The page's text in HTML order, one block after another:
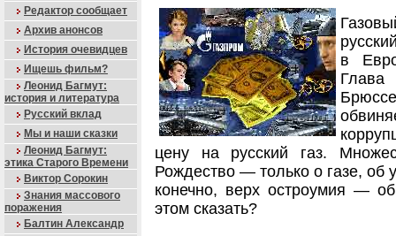
Редактор сообщает
Архив анонсов
История очевидцев
Ищешь фильм?
Леонид Багмут:
история и литература
Русский вклад
Мы и наши сказки
Леонид Багмут:
этика Старого Времени
Виктор Сорокин
Знания массового
поражения
Балтин Александр
в
Глава
цену на русский газ.
Рождество — только о газе, об
конечно, верх остроумия —
этом сказать?